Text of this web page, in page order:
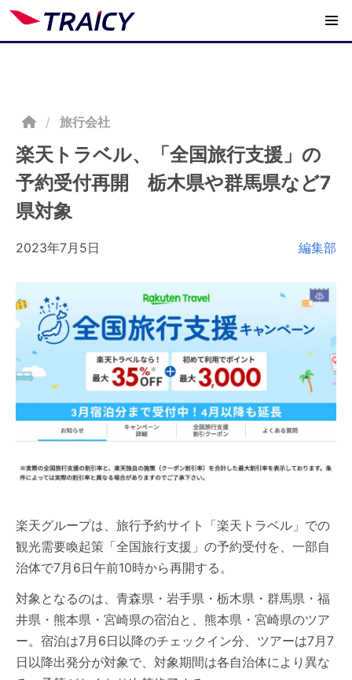
/ 旅行会社
楽天トラベル、「全国旅行支援」の
予約受付再開 栃木県や群馬県など7
県対象
2023年7月5日 編集部
楽天グループは、旅行予約サイト「楽天トラベル」での
観光需要喚起策「全国旅行支援」の予約受付を、一部自
治体で7月6日午前10時から再開する。
対象となるのは、青森県・岩手県・栃木県・群馬県・福
井県・熊本県・宮崎県の宿泊と、熊本県・宮崎県のツア
ー。宿泊は7月6日以降のチェックイン分、ツアーは7月7
日以降出発分が対象で、対象期間は各自治体により異な